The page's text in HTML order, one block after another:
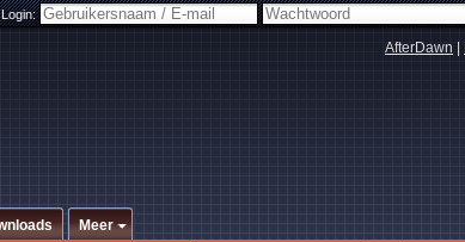
Login:
AfterDawn
Meer